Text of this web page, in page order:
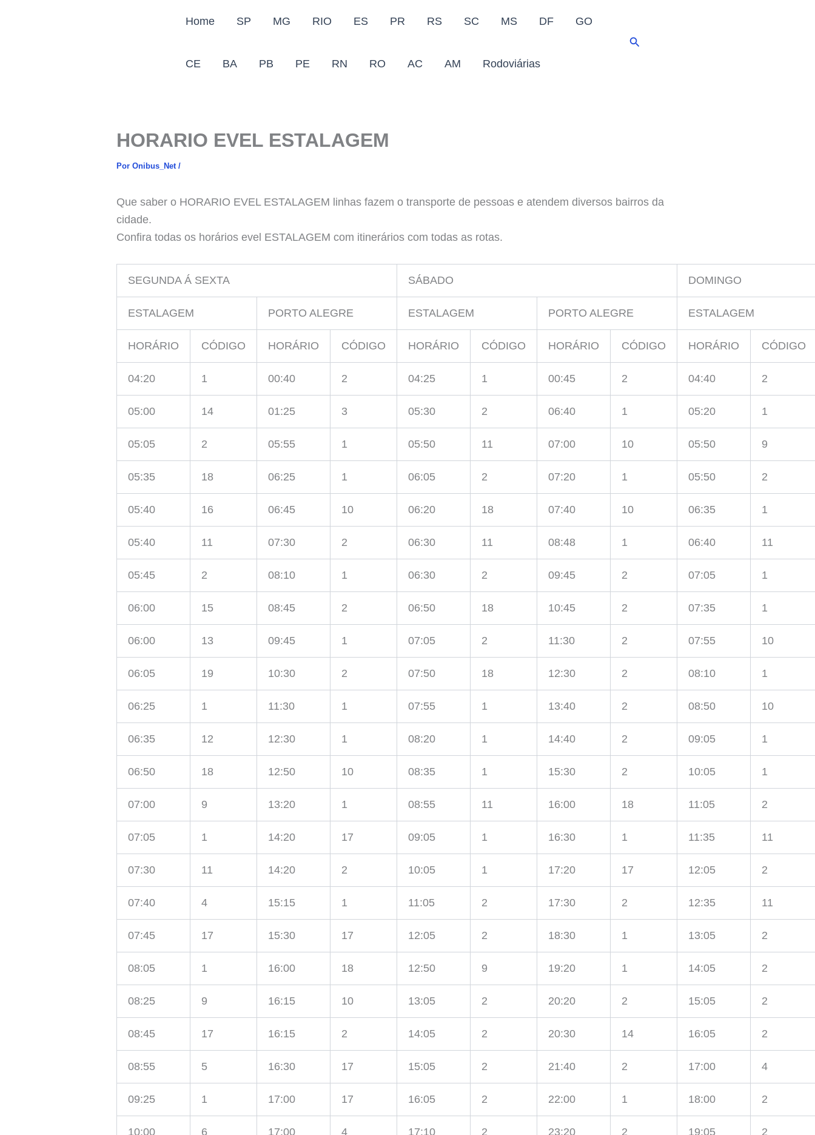
Home SP MG RIO ES PR RS SC MS DF GO
CE BA PB PE RN RO AC AM Rodoviárias
Pesquisar
HORARIO EVEL ESTALAGEM
Por Onibus_Net /
Que saber o HORARIO EVEL ESTALAGEM linhas fazem o transporte de pessoas e atendem diversos bairros da
cidade.
Confira todas os horários evel ESTALAGEM com itinerários com todas as rotas.
SEGUNDA Á SEXTA SÁBADO DOMINGO
ESTALAGEM PORTO ALEGRE ESTALAGEM PORTO ALEGRE ESTALAGEM
HORÁRIO CÓDIGO HORÁRIO CÓDIGO HORÁRIO CÓDIGO HORÁRIO CÓDIGO HORÁRIO CÓDIGO
04:20 1 00:40 2 04:25 1 00:45 2 04:40 2
05:00 14 01:25 3 05:30 2 06:40 1 05:20 1
05:05 2 05:55 1 05:50 11 07:00 10 05:50 9
05:35 18 06:25 1 06:05 2 07:20 1 05:50 2
05:40 16 06:45 10 06:20 18 07:40 10 06:35 1
05:40 11 07:30 2 06:30 11 08:48 1 06:40 11
05:45 2 08:10 1 06:30 2 09:45 2 07:05 1
06:00 15 08:45 2 06:50 18 10:45 2 07:35 1
06:00 13 09:45 1 07:05 2 11:30 2 07:55 10
06:05 19 10:30 2 07:50 18 12:30 2 08:10 1
06:25 1 11:30 1 07:55 1 13:40 2 08:50 10
06:35 12 12:30 1 08:20 1 14:40 2 09:05 1
06:50 18 12:50 10 08:35 1 15:30 2 10:05 1
07:00 9 13:20 1 08:55 11 16:00 18 11:05 2
07:05 1 14:20 17 09:05 1 16:30 1 11:35 11
07:30 11 14:20 2 10:05 1 17:20 17 12:05 2
07:40 4 15:15 1 11:05 2 17:30 2 12:35 11
07:45 17 15:30 17 12:05 2 18:30 1 13:05 2
08:05 1 16:00 18 12:50 9 19:20 1 14:05 2
08:25 9 16:15 10 13:05 2 20:20 2 15:05 2
08:45 17 16:15 2 14:05 2 20:30 14 16:05 2
08:55 5 16:30 17 15:05 2 21:40 2 17:00 4
09:25 1 17:00 17 16:05 2 22:00 1 18:00 2
10:00 6 17:00 4 17:10 2 23:20 2 19:05 2